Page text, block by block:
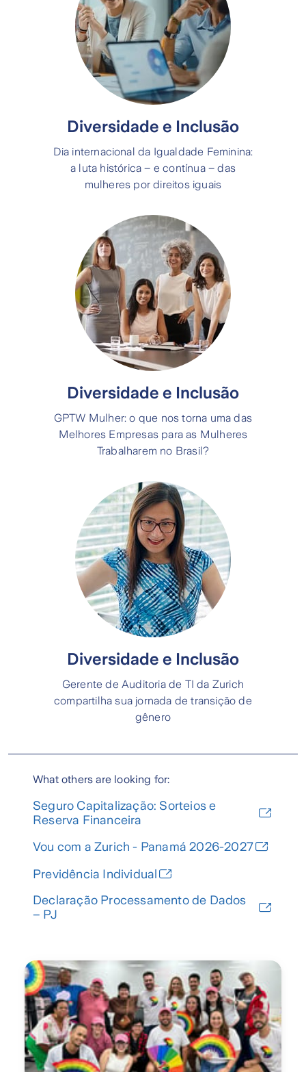
Diversidade e Inclusão
Dia internacional da Igualdade Feminina:
a luta histórica – e contínua – das
mulheres por direitos iguais
Diversidade e Inclusão
GPTW Mulher: o que nos torna uma das
Melhores Empresas para as Mulheres
Trabalharem no Brasil?
Diversidade e Inclusão
Gerente de Auditoria de TI da Zurich
compartilha sua jornada de transição de
gênero
What others are looking for:
Seguro Capitalização: Sorteios e
Reserva Financeira
Vou com a Zurich - Panamá 2026-2027
Previdência Individual
Declaração Processamento de Dados
– PJ